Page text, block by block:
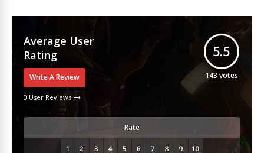
Average User
Rating
Write A Review
0 User Reviews
5.5
143 votes
Rate